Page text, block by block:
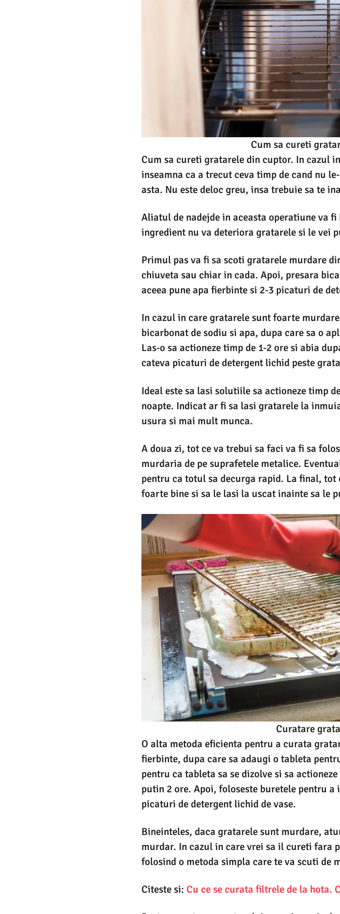
Cum sa cureti
Cum sa cureti gratarele din cuptor. In cazul
inseamna ca a trecut ceva timp de cand nu
asta. Nu este deloc greu, insa trebuie sa te
Aliatul de nadejde in aceasta operatiune va
ingredient nu va deteriora gratarele si le vei
Primul pas va fi sa scoti gratarele murdare
chiuveta sau chiar in cada. Apoi, presara
aceea pune apa fierbinte si 2-3 picaturi de
In cazul in care gratarele sunt foarte
bicarbonat de sodiu si apa, dupa care sa o
Las-o sa actioneze timp de 1-2 ore si abia
cateva picaturi de detergent lichid peste
Ideal este sa lasi solutiile sa actioneze timp
noapte. Indicat ar fi sa lasi gratarele la
usura si mai mult munca.
A doua zi, tot ce va trebui sa faci va fi sa
murdaria de pe suprafetele metalice.
pentru ca totul sa decurga rapid. La final, tot
foarte bine si sa le lasi la uscat inainte sa le
Curatare
O alta metoda eficienta pentru a curata
fierbinte, dupa care sa adaugi o tableta
pentru ca tableta sa se dizolve si sa
putin 2 ore. Apoi, foloseste buretele pentru
picaturi de detergent lichid de vase.
Bineinteles, daca gratarele sunt murdare,
murdar. In cazul in care vrei sa il cureti fara
folosind o metoda simpla care te va scuti de
Citeste si: Cu ce se curata filtrele de la hota.